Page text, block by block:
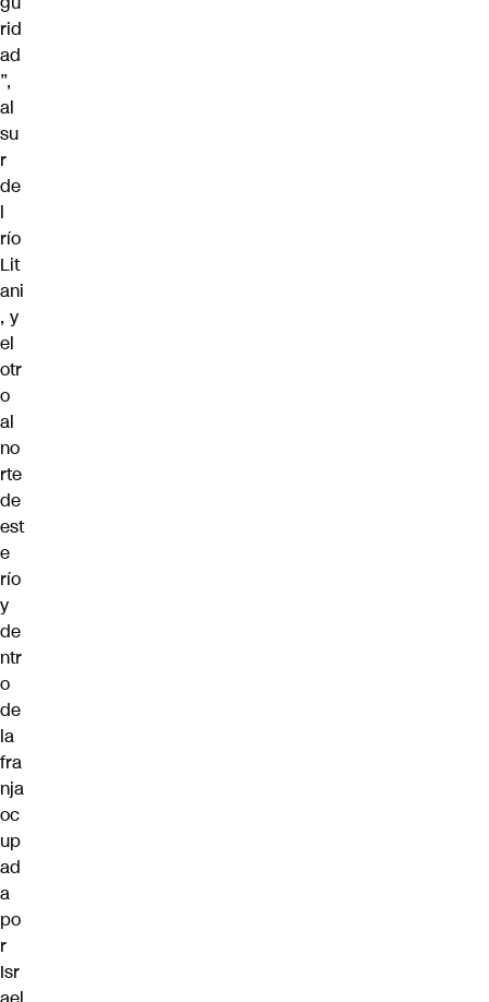
rid
ad
”,
al
su
r
de
l
río
Lit
ani
, y
el
otr
o
al
no
rte
de
est
e
río
y
de
ntr
o
de
la
fra
nja
oc
up
ad
a
po
r
Isr